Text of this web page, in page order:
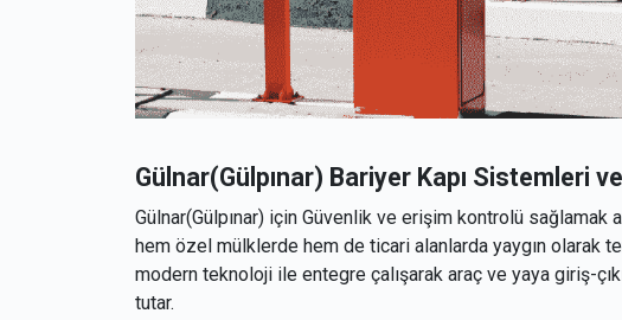
Gülnar(Gülpınar) Bariyer Kapı Sistemleri
Gülnar(Gülpınar) için Güvenlik ve erişim kontrolü sağlamak
hem özel mülklerde hem de ticari alanlarda yaygın olarak
modern teknoloji ile entegre çalışarak araç ve yaya giriş-
tutar.